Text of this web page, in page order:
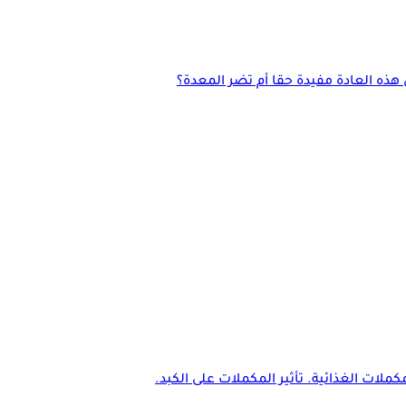
العادة مفيدة حقا أم تضر المعدة؟
الغذائية. تأثير المكملات على الكبد.